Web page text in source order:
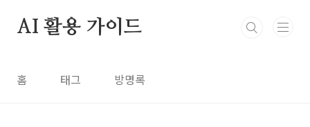
AI 활용 가이드
홈 태그 방명록